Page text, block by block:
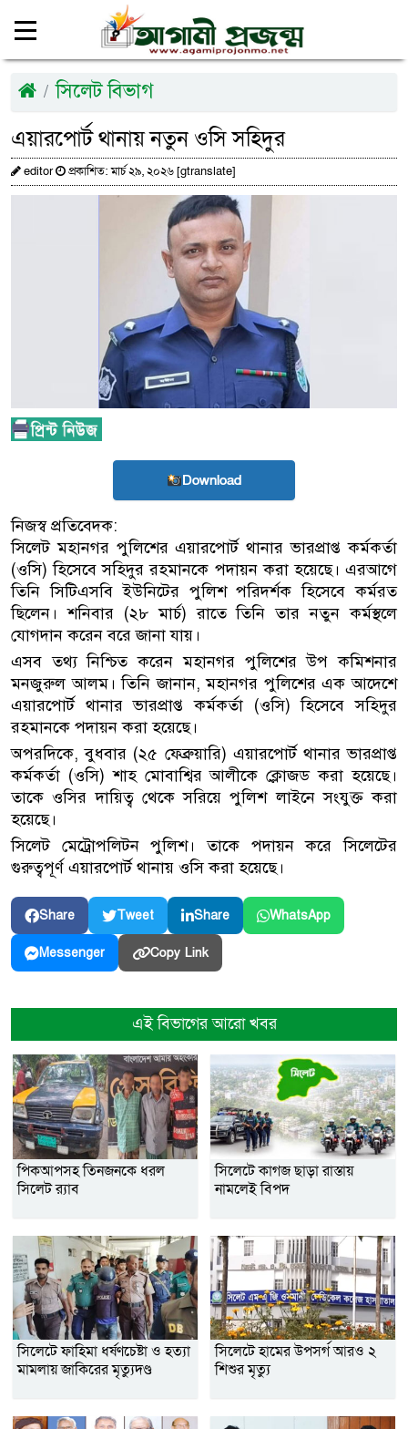
সিলেট বিভাগ
এয়ারপোর্ট থানায় নতুন ওসি সহিদুর
editor প্রকাশিত: মার্চ ২৯, ২০২৬ [gtranslate]
Download
নিজস্ব প্রতিবেদক:
সিলেট মহানগর পুলিশের এয়ারপোর্ট থানার ভারপ্রাপ্ত কর্মকর্তা
(ওসি) হিসেবে সহিদুর রহমানকে পদায়ন করা হয়েছে। এরআগে
তিনি সিটিএসবি ইউনিটের পুলিশ পরিদর্শক হিসেবে কর্মরত
ছিলেন। শনিবার (২৮ মার্চ) রাতে তিনি তার নতুন কর্মস্থলে
যোগদান করেন বরে জানা যায়।
এসব তথ্য নিশ্চিত করেন মহানগর পুলিশের উপ কমিশনার
মনজুরুল আলম। তিনি জানান, মহানগর পুলিশের এক আদেশে
এয়ারপোর্ট থানার ভারপ্রাপ্ত কর্মকর্তা (ওসি) হিসেবে সহিদুর
রহমানকে পদায়ন করা হয়েছে।
অপরদিকে, বুধবার (২৫ ফেব্রুয়ারি) এয়ারপোর্ট থানার ভারপ্রাপ্ত
কর্মকর্তা (ওসি) শাহ মোবাশ্বির আলীকে ক্লোজড করা হয়েছে।
তাকে ওসির দায়িত্ব থেকে সরিয়ে পুলিশ লাইনে সংযুক্ত করা
হয়েছে।
সিলেট মেট্রোপলিটন পুলিশ। তাকে পদায়ন করে সিলেটের
গুরুত্বপূর্ণ এয়ারপোর্ট থানায় ওসি করা হয়েছে।
Share Tweet Share WhatsApp
Messenger Copy Link
এই বিভাগের আরো খবর
পিকআপসহ তিনজনকে ধরল
সিলেট র‌্যাব
সিলেটে কাগজ ছাড়া রাস্তায়
নামলেই বিপদ
সিলেটে ফাহিমা ধর্ষণচেষ্টা ও হত্যা
মামলায় জাকিরের মৃত্যুদণ্ড
সিলেটে হামের উপসর্গ আরও ২
শিশুর মৃত্যু